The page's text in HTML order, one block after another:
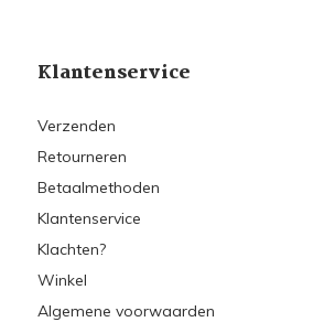
Klantenservice
Verzenden
Retourneren
Betaalmethoden
Klantenservice
Klachten?
Winkel
Algemene voorwaarden